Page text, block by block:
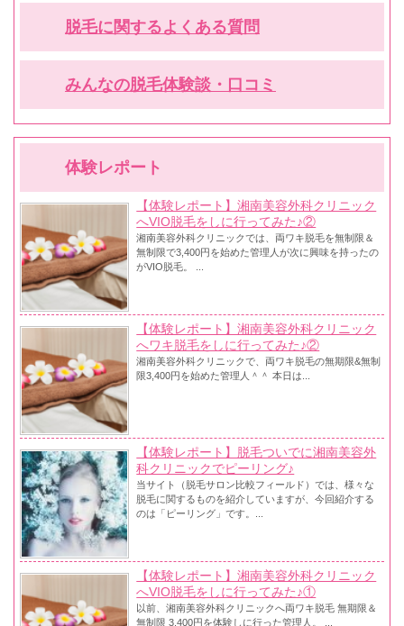
脱毛に関するよくある質問
みんなの脱毛体験談・口コミ
体験レポート
【体験レポート】湘南美容外科クリニック
へVIO脱毛をしに行ってみた♪②
湘南美容外科クリニックでは、両ワキ脱毛を無制限＆
無制限で3,400円を始めた管理人が次に興味を持ったの
がVIO脱毛。 ...
【体験レポート】湘南美容外科クリニック
へワキ脱毛をしに行ってみた♪②
湘南美容外科クリニックで、両ワキ脱毛の無期限&無制
限3,400円を始めた管理人＾＾ 本日は...
【体験レポート】脱毛ついでに湘南美容外
科クリニックでピーリング♪
当サイト（脱毛サロン比較フィールド）では、様々な
脱毛に関するものを紹介していますが、今回紹介する
のは「ピーリング」です。...
【体験レポート】湘南美容外科クリニック
へVIO脱毛をしに行ってみた♪①
以前、湘南美容外科クリニックへ両ワキ脱毛 無期限＆
無制限 3,400円を体験しに行った管理人。 ...